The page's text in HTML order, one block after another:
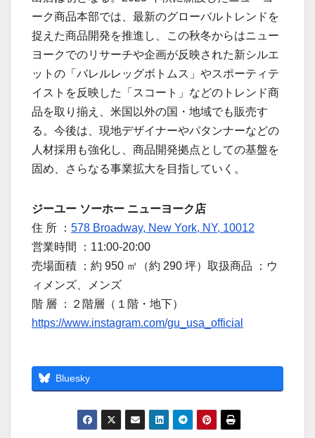
ーク商品本部では、最新のグローバルトレンドを
捉えた商品開発を推進し、この秋冬からはニュー
ヨークでのリサーチや企画が反映された新シルエ
ットの「バレルレッグボトムス」やスポーティテ
イストを反映した「スコート」などのトレンド商
品を取り揃え、米国以外の国・地域でも販売す
る。今後は、現地デザイナーやパタンナーなどの
人材採用も強化し、商品開発拠点としての基盤を
固め、さらなる事業拡大を目指していく。
ジーユー ソーホー ニューヨーク店
住 所 ： 578 Broadway, New York, NY, 10012
営業時間 ：11:00-20:00
売場面積 ：約 950 ㎡（約 290 坪）取扱商品 ：ウ
ィメンズ、メンズ
階 層 ：２階層（１階・地下）
https://www.instagram.com/gu_usa_official
Bluesky